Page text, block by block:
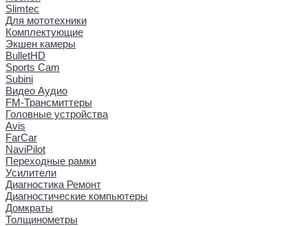
Slimtec
Для мототехники
Комплектующие
Экшен камеры
BulletHD
Sports Cam
Subini
Видео Аудио
FM-Трансмиттеры
Головные устройства
Avis
FarCar
NaviPilot
Переходные рамки
Усилители
Диагностика Ремонт
Диагностические компьютеры
Домкраты
Толщинометры